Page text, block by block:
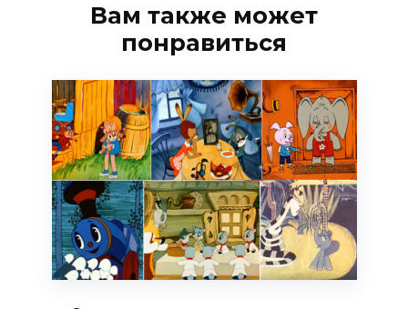
Вам также может
понравиться